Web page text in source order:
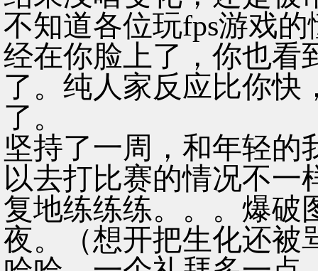
不知道各位玩fps游戏
经在你脸上了，你也看
了。纯人家反应比你快
了。
坚持了一周，和年轻的
以去打比赛的情况不一
复地练练练。。。爆破
夜。（想开把生化还被